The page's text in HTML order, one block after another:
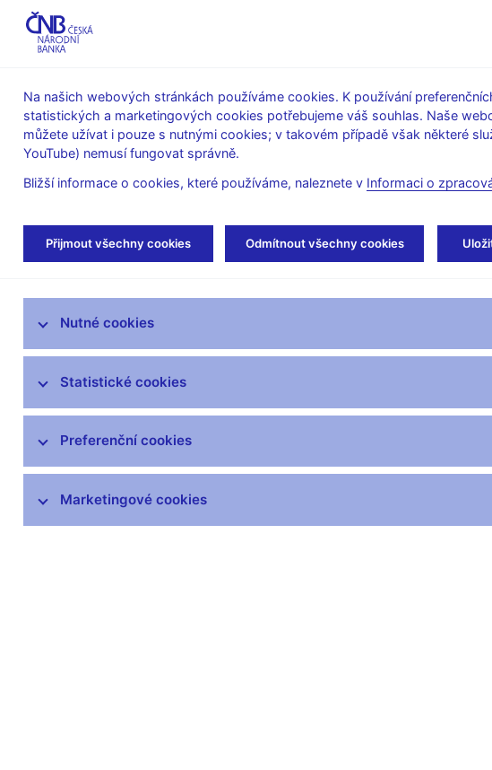
O ČNB
Měnová
politika
Finanční
Dohled a
Úvod Finanční trhy Peněžní trh Obraty na peněžním
Devizový trh
Peněžní trh
SKD – systém krátkodobých dluhopisů
Předpisy k obchodům ČNB
Eurošetření
Na našich webových stránkách používáme cookies. K používání
statistických a marketingových cookies potřebujeme váš souhlas. Naše
můžete užívat i pouze s nutnými cookies; v takovém případě však některé
YouTube) nemusí fungovat správně.
Bližší informace o cookies, které používáme, naleznete v Informaci o
Přijmout všechny cookies Odmítnout všechny cookies
Nutné cookies
Statistické cookies
Preferenční cookies
Marketingové cookies